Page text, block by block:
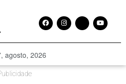
agosto, 2026